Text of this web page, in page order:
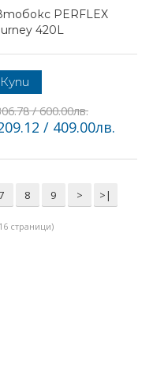
PERFLEX
420L
Купи
/ 600.00лв.
/ 409.00лв.
8 9 > >|
страници)